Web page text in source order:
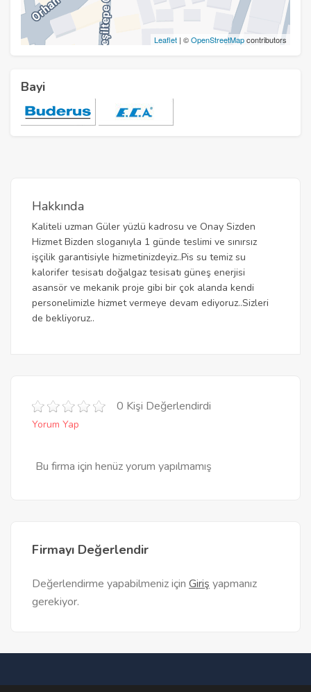
Leaflet | ©OpenStreetMapcontributors
Bayi
Hakkında
Kaliteli uzman Güler yüzlü kadrosu ve Onay Sizden
Hizmet Bizden sloganıyla 1 günde teslimi ve sınırsız
işçilik garantisiyle hizmetinizdeyiz..Pis su temiz su
kalorifer tesisatı doğalgaz tesisatı güneş enerjisi
asansör ve mekanik proje gibi bir çok alanda kendi
personelimizle hizmet vermeye devam ediyoruz..Sizleri
de bekliyoruz..
0 Kişi Değerlendirdi
Yorum Yap
Bu firma için henüz yorum yapılmamış
Firmayı Değerlendir
Değerlendirme yapabilmeniz için Giriş yapmanız
gerekiyor.